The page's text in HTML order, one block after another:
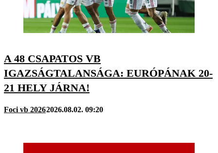
A 48 CSAPATOS VB
IGAZSÁGTALANSÁGA: EURÓPÁNAK 20-
21 HELY JÁRNA!
Foci vb 20262026.08.02. 09:20